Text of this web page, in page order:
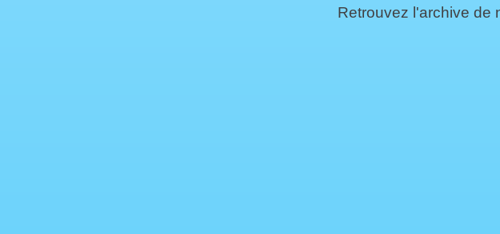
Retrouvez l'archive de